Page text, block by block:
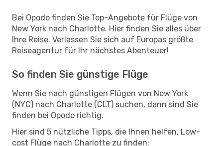
Bei Opodo finden Sie Top-Angebote für Flüge von
New York nach Charlotte. Hier finden Sie alles über
Ihre Reise. Verlassen Sie sich auf Europas größte
Reiseagentur für Ihr nächstes Abenteuer!
So finden Sie günstige Flüge
Wenn Sie nach günstigen Flügen von New York
(NYC) nach Charlotte (CLT) suchen, dann sind Sie
finden bei Opodo richtig.
Hier sind 5 nützliche Tipps, die Ihnen helfen, Low-
cost Flüge nach Charlotte zu finden: